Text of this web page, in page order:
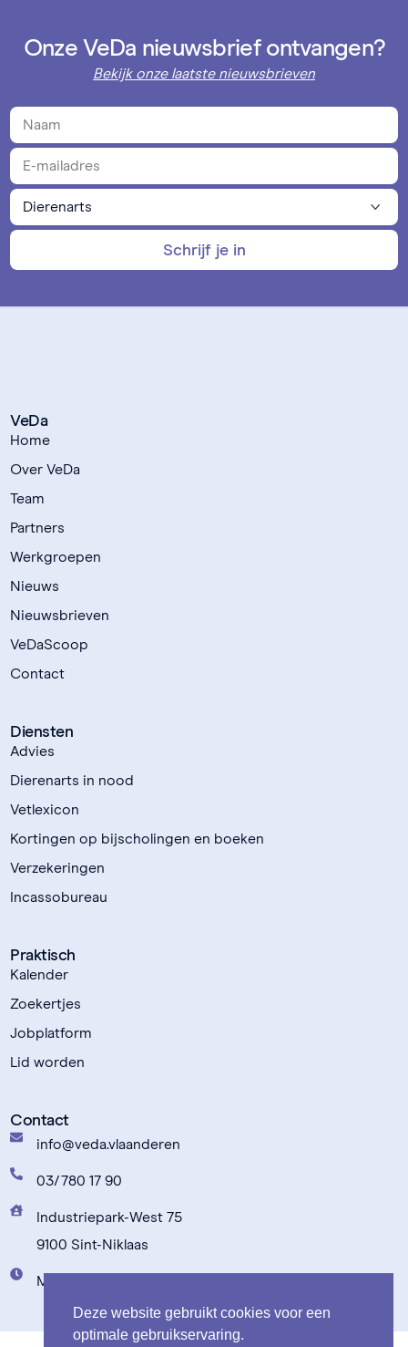
Onze VeDa nieuwsbrief ontvangen?
Bekijk onze laatste nieuwsbrieven
Schrijf je in
VeDa
Home
Over VeDa
Team
Partners
Werkgroepen
Nieuws
Nieuwsbrieven
VeDaScoop
Contact
Diensten
Advies
Dierenarts in nood
Vetlexicon
Kortingen op bijscholingen en boeken
Verzekeringen
Incassobureau
Praktisch
Kalender
Zoekertjes
Jobplatform
Lid worden
Contact
info@veda.vlaanderen
03/780 17 90
Industriepark-West 75
9100 Sint-Niklaas
Maandag t.e.m. vrijdag: 9u00 - 17u00
Deze website gebruikt cookies voor een
optimale gebruikservaring.